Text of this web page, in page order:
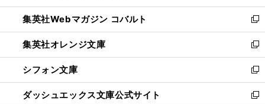
開
く
ウ
で
開
く
ン
ド
ウ
で
開
く
ウ
ィ
ン
ド
ウ
で
開
く
集英社Webマガジン コバルト
新
し
い
ウ
ィ
ン
ド
集英社オレンジ文庫
新
し
い
ウ
ィ
シフォン文庫
新
し
い
ダッシュエックス文庫公式サイト
新